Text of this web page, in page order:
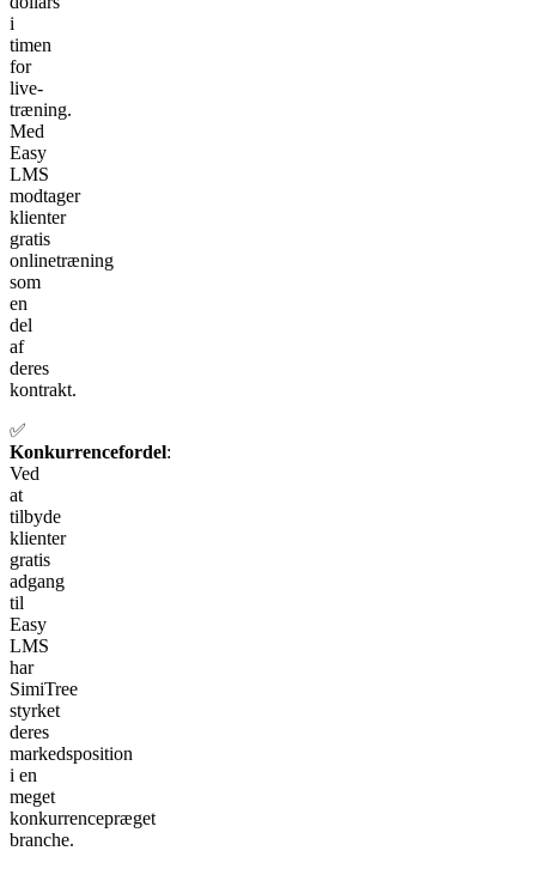
i
timen
for
live-
træning.
Med
Easy
LMS
modtager
klienter
gratis
onlinetræning
som
en
del
af
deres
kontrakt.
✅
Konkurrencefordel:
Ved
at
tilbyde
klienter
gratis
adgang
til
Easy
LMS
har
SimiTree
styrket
deres
markedsposition
i en
meget
konkurrencepræget
branche.